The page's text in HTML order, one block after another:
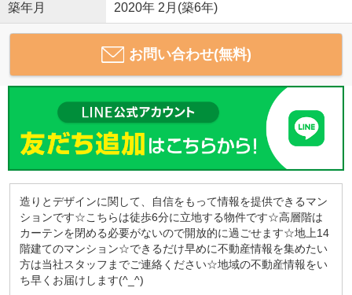
築年月 2020年 2月(築6年)
お問い合わせ(無料)
造りとデザインに関して、自信をもって情報を提供できるマン
ションです☆こちらは徒歩6分に立地する物件です☆高層階は
カーテンを閉める必要がないので開放的に過ごせます☆地上14
階建てのマンション☆できるだけ早めに不動産情報を集めたい
方は当社スタッフまでご連絡ください☆地域の不動産情報をい
ち早くお届けします(^_^)